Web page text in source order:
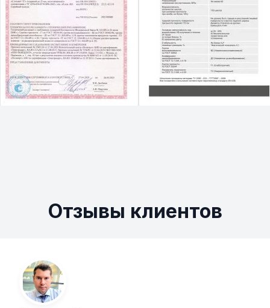
Отзывы клиентов